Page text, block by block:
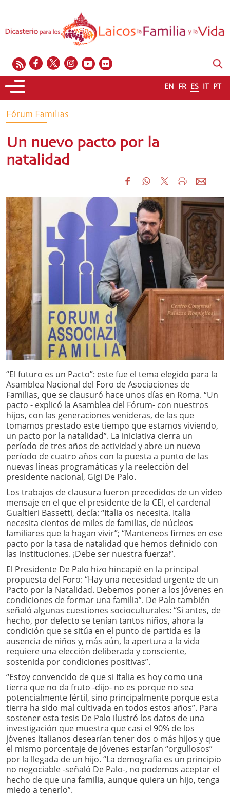
EN FR ES IT PT
Fórum Familias
Un nuevo pacto por la
natalidad
“El futuro es un Pacto”: este fue el tema elegido para la
Asamblea Nacional del Foro de Asociaciones de
Familias, que se clausuró hace unos días en Roma. “Un
pacto - explicó la Asamblea del Fórum- con nuestros
hijos, con las generaciones venideras, de las que
tomamos prestado este tiempo que estamos viviendo,
un pacto por la natalidad”. La iniciativa cierra un
período de tres años de actividad y abre un nuevo
período de cuatro años con la puesta a punto de las
nuevas líneas programáticas y la reelección del
presidente nacional, Gigi De Palo.
Los trabajos de clausura fueron precedidos de un vídeo
mensaje en el que el presidente de la CEI, el cardenal
Gualtieri Bassetti, decía: “Italia os necesita. Italia
necesita cientos de miles de familias, de núcleos
familiares que la hagan vivir”; “Manteneos firmes en ese
pacto por la tasa de natalidad que hemos definido con
las instituciones. ¡Debe ser nuestra fuerza!”.
El Presidente De Palo hizo hincapié en la principal
propuesta del Foro: “Hay una necesidad urgente de un
Pacto por la Natalidad. Debemos poner a los jóvenes en
condiciones de formar una familia”. De Palo también
señaló algunas cuestiones socioculturales: “Si antes, de
hecho, por defecto se tenían tantos niños, ahora la
condición que se sitúa en el punto de partida es la
ausencia de niños y, más aún, la apertura a la vida
requiere una elección deliberada y consciente,
sostenida por condiciones positivas”.
“Estoy convencido de que si Italia es hoy como una
tierra que no da fruto -dijo- no es porque no sea
potencialmente fértil, sino principalmente porque esta
tierra ha sido mal cultivada en todos estos años”. Para
sostener esta tesis De Palo ilustró los datos de una
investigación que muestra que casi el 90% de los
jóvenes italianos desearían tener dos o más hijos y que
el mismo porcentaje de jóvenes estarían “orgullosos”
por la llegada de un hijo. “La demografía es un principio
no negociable -señaló De Palo-, no podemos aceptar el
hecho de que una familia, aunque quiera un hijo, tenga
miedo a tenerlo”.